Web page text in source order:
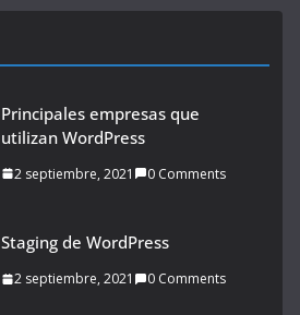
Principales empresas que
utilizan WordPress
2 septiembre, 2021 0 Comments
Staging de WordPress
2 septiembre, 2021 0 Comments